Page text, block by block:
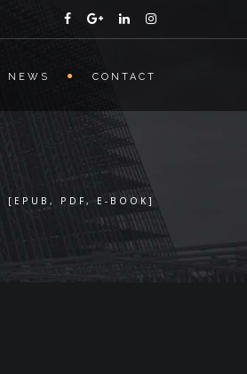
NEWS CONTACT
[EPUB, PDF, E-BOOK]